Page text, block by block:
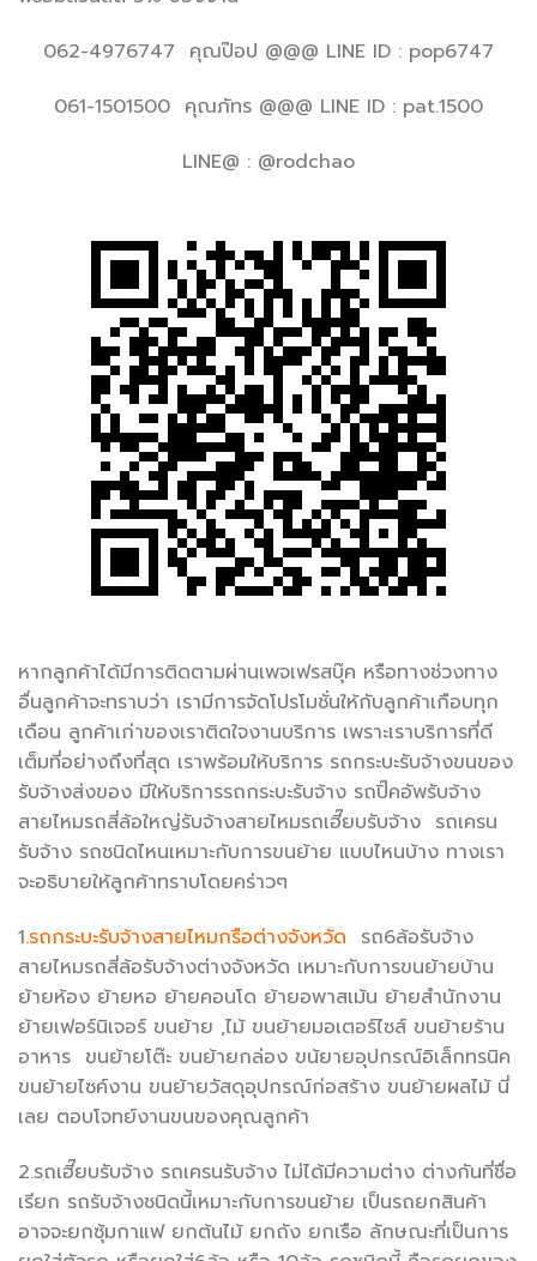
062-4976747 คุณป๊อป @@@ LINE ID : pop6747
061-1501500 คุณภัทร @@@ LINE ID : pat.1500
LINE@ : @rodchao
หากลูกค้าได้มีการติดตามผ่านเพจเฟรสบุ๊ค หรือทางช่วงทาง
อื่นลูกค้าจะทราบว่า เรามีการจัดโปรโมชั่นให้กับลูกค้าเกือบทุก
เดือน ลูกค้าเก่าของเราติดใจงานบริการ เพราะเราบริการที่ดี
เต็มที่อย่างถึงที่สุด เราพร้อมให้บริการ รถกระบะรับจ้างขนของ
รับจ้างส่งของ มีให้บริการรถกระบะรับจ้าง รถปิ๊คอัพรับจ้าง
สายไหมรถสี่ล้อใหญ่รับจ้างสายไหมรถเฮี๊ยบรับจ้าง รถเครน
รับจ้าง รถชนิดไหนเหมาะกับการขนย้าย แบบไหนบ้าง ทางเรา
จะอธิบายให้ลูกค้าทราบโดยคร่าวๆ
1.รถกระบะรับจ้างสายไหมกรือต่างจังหวัด รถ6ล้อรับจ้าง
สายไหมรถสี่ล้อรับจ้างต่างจังหวัด เหมาะกับการขนย้ายบ้าน
ย้ายห้อง ย้ายหอ ย้ายคอนโด ย้ายอพาสเม้น ย้ายสำนักงาน
ย้ายเฟอร์นิเจอร์ ขนย้าย ,ไม้ ขนย้ายมอเตอร์ไซส์ ขนย้ายร้าน
อาหาร ขนย้ายโต๊ะ ขนย้ายกล่อง ขน้ยายอุปกรณ์อิเล็กทรนิค
ขนย้ายไซค์งาน ขนย้ายวัสดุอุปกรณ์ก่อสร้าง ขนย้ายผลไม้ นี่
เลย ตอบโจทย์งานขนของคุณลูกค้า
2.รถเฮี๊ยบรับจ้าง รถเครนรับจ้าง ไม่ได้มีความต่าง ต่างกันที่ชื่อ
เรียก รถรับจ้างชนิดนี้เหมาะกับการขนย้าย เป็นรถยกสินค้า
อาจจะยกซุ้มกาแฟ ยกต้นไม้ ยกถัง ยกเรือ ลักษณะที่เป็นการ